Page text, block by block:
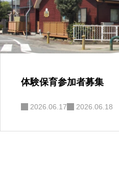
体験保育参加者募集
2026.06.17 2026.06.18